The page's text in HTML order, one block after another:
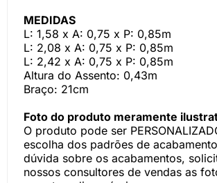
MEDIDAS
L: 1,58 x A: 0,75 x P: 0,85m
L: 2,08 x A: 0,75 x P: 0,85m
L: 2,42 x A: 0,75 x P: 0,85m
Altura do Assento: 0,43m
Braço: 21cm
Foto do produto meramente
O produto pode ser
escolha dos padrões de
dúvida sobre os acabamentos,
nossos consultores de vendas as